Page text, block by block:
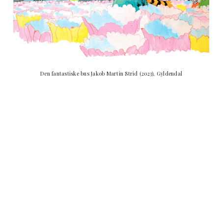
Den fantastiske bus Jakob Martin Strid (2023), Gyldendal